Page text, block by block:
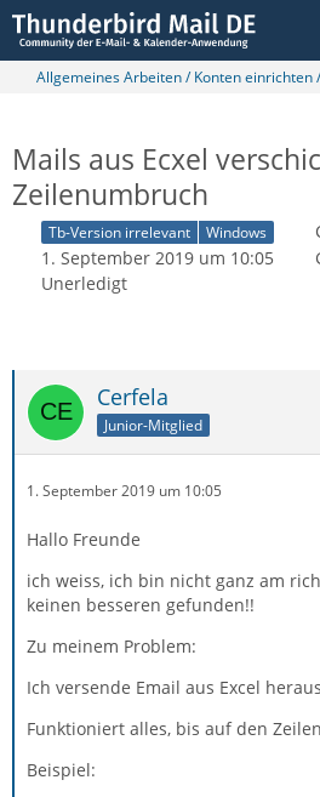
Allgemeines Arbeiten / Konten einrichten
Mails aus Ecxel
Zeilenumbruch
Tb-Version irrelevant Windows
1. September 2019 um 10:05
Unerledigt
Cerfela
Junior-Mitglied
1. September 2019 um 10:05
Hallo Freunde
ich weiss, ich bin nicht ganz am
keinen besseren gefunden!!
Zu meinem Problem:
Ich versende Email aus Excel
Funktioniert alles, bis auf den
Beispiel: